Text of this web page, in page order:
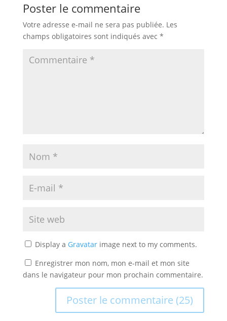
Poster le commentaire
Votre adresse e-mail ne sera pas publiée. Les
champs obligatoires sont indiqués avec *
Display a Gravatarimage next to my comments.
Enregistrer mon nom, mon e-mail et mon site
dans le navigateur pour mon prochain commentaire.